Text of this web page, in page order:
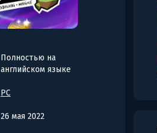
Полностью на
английском языке
PC
26 мая 2022